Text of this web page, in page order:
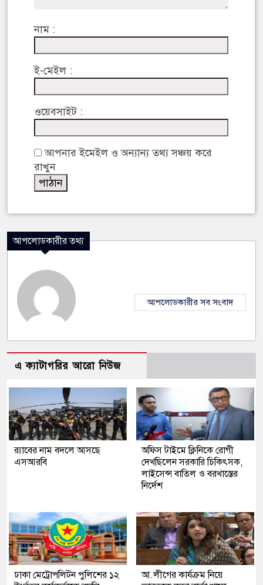
নাম :
ই-মেইল :
ওয়েবসাইট :
আপনার ইমেইল ও অন্যান্য তথ্য সঞ্চয় করে
রাখুন
আপলোডকারীর তথ্য
আপলোডকারীর সব সংবাদ
এ ক্যাটাগরির আরো নিউজ
র‍্যাবের নাম বদলে আসছে
এসআরবি
অফিস টাইমে ক্লিনিকে রোগী
দেখছিলেন সরকারি চিকিৎসক,
লাইসেন্স বাতিল ও বরখাস্তের
নির্দেশ
ঢাকা মেট্রোপলিটন পুলিশের ১২
আ.লীগের কার্যক্রম নিয়ে